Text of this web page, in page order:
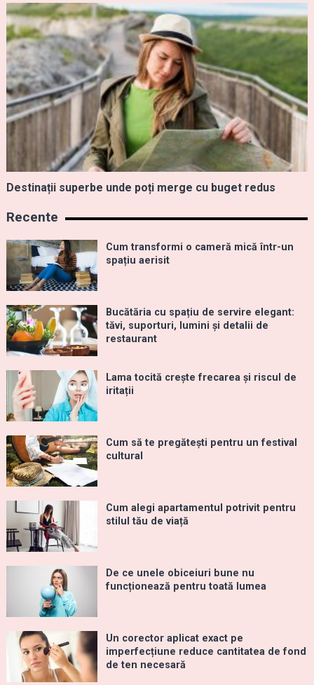
Destinații superbe unde poți merge cu buget redus
Recente
Cum transformi o cameră mică într-un
spațiu aerisit
Bucătăria cu spațiu de servire elegant:
tăvi, suporturi, lumini și detalii de
restaurant
Lama tocită crește frecarea și riscul de
iritații
Cum să te pregătești pentru un festival
cultural
Cum alegi apartamentul potrivit pentru
stilul tău de viață
De ce unele obiceiuri bune nu
funcționează pentru toată lumea
Un corector aplicat exact pe
imperfecțiune reduce cantitatea de fond
de ten necesară